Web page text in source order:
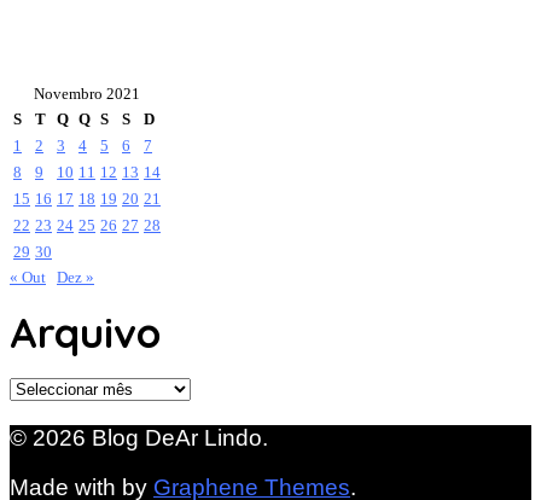
Novembro 2021
S
T Q Q S S
D
1
2 3 4 5 6
7
8
9 10 11 12 13 14
15 16 17 18 19 20 21
22 23 24 25 26 27 28
29 30
« Out Dez »
Arquivo
Arquivo
© 2026 Blog DeAr Lindo.
Made with by Graphene Themes.